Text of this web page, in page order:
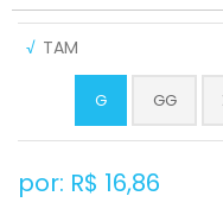
√ TAM
G GG
por: R$ 16,86